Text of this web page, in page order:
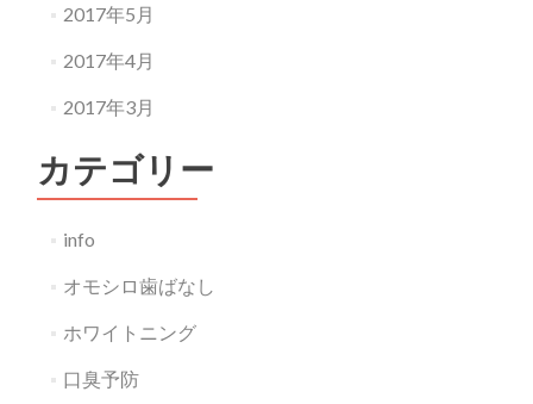
2017年5月
2017年4月
2017年3月
カテゴリー
info
オモシロ歯ばなし
ホワイトニング
口臭予防